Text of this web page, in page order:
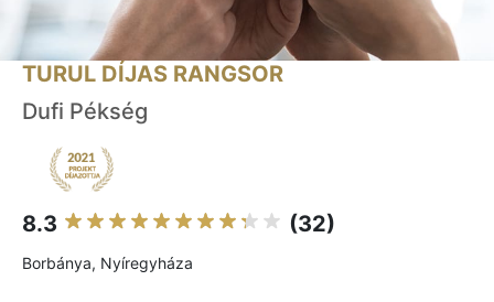
TURUL DÍJAS RANGSOR
Dufi Pékség
8.3 (32)
Borbánya, Nyíregyháza